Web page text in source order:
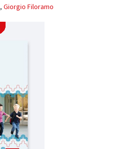
, Giorgio Filoramo